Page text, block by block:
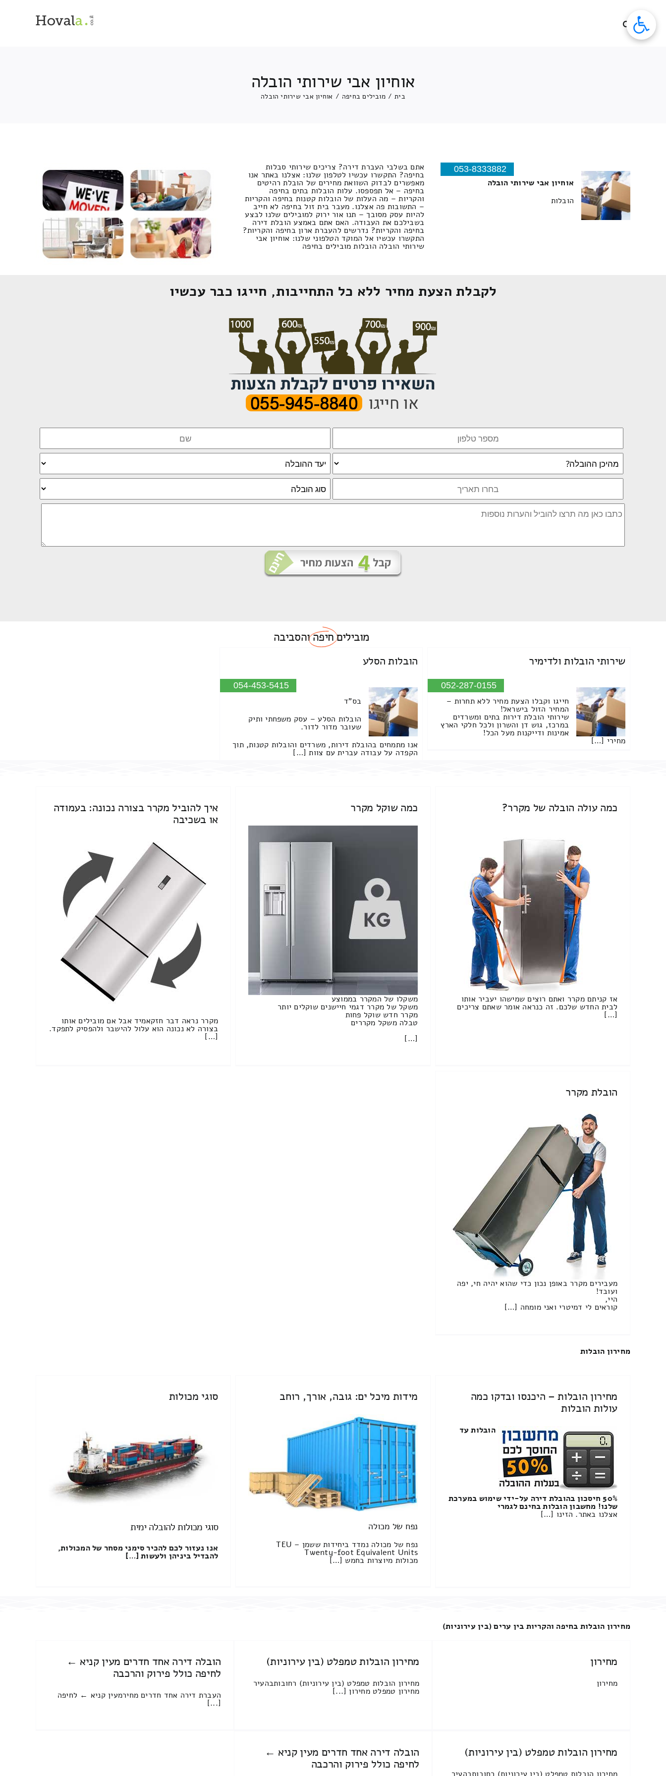
אוחיון אבי שירותי הובלה
בית / מובילים בחיפה / אוחיון אבי שירותי הובלה
053-8333882
אוחיון אבי שירותי הובלה
הובלות
אתם בשלבי העברת דירה? צריכים שירותי סבלות
בחיפה? התקשרו עכשיו לטלפון שלנו: אצלנו באתר אנו
מאפשרים לבדוק השוואת מחירים של הובלת רהיטים
בחיפה – אל תפספסו. עלות הובלות בתים בחיפה
והקריות – מה העלות של הובלות קטנות בחיפה והקריות
– התשובות פה אצלנו. מעבר בית זול בחיפה לא חייב
להיות עסק מסובך – תנו אור ירוק למובילים שלנו לבצע
בשבילכם את העבודה. האם אתם באמצע הובלת דירה
בחיפה והקריות? נדרשים להעברת ארון בחיפה והקריות?
התקשרו עכשיו אל המוקד הטלפוני שלנו: אוחיון אבי
שירותי הובלה הובלות מובילים בחיפה
לקבלת הצעת מחיר ללא כל התחייבות, חייגו כבר עכשיו
מוביליםחיפהוהסביבה
שירותי הובלות ולדימיר
052-287-0155
חייגו וקבלו הצעת מחיר ללא תחרות –
המחיר הזול בישראל!
שירותי הובלת דירות בתים ומשרדים
במרכז, גוש דן והשרון ולכל חלקי הארץ
אמינות ודייקנות מעל הכל!
מחירי […]
הובלות הסלע
054-453-5415
בס"ד
הובלות הסלע – עסק משפחתי ותיק
שעובר מדור לדור.
אנו מתמחים בהובלת דירות, משרדים והובלות קטנות, תוך
הקפדה על עבודה עברית עם צוות […]
כמה עולה הובלה של מקרר?
אז קניתם מקרר ואתם רוצים שמישהו יעביר אותו
לבית החדש שלכם. זה כנראה אומר שאתם צריכים
[…]
כמה שוקל מקרר
משקלו של המקרר בממוצע
משקל של מקרר דגמי חיישנים שוקלים יותר
מקרר חדש שוקל פחות
טבלה משקל מקררים
[…]
איך להוביל מקרר בצורה נכונה: בעמודה
או בשכיבה
מקרר נראה דבר חזקאמיד אבל אם מובילים אותו
בצורה לא נכונה הוא עלול להישבר ולהפסיק לתפקד.
[…]
הובלת מקרר
מעבירים מקרר באופן נכון כדי שהוא יהיה חי, יפה
ועובד!
היי,
קוראים לי דמיטרי ואני מומחה […]
מחירון הובלות
מחירון הובלות – היכנסו ובדקו כמה
עולות הובלות
הובלות עד
50% חיסכון בהובלת דירה על-ידי שימוש במערכת
שלנו! מחשבון הובלות בחינם לגמרי
אצלנו באתר. הזינו […]
מידות מיכל ים: גובה, אורך, רוחב
נפח של מכולה
נפח של מכולה נמדד ביחידות ששמן TEU –
Twenty-foot Equivalent Units
מכולות מיוצרות בחמש […]
סוגי מכולות
סוגי מכולות להובלה ימית
אנו נעזור לכם להכיר סימני מסחר של המכולות,
להבדיל ביניהן ולעשות […]
מחירון הובלות בחיפה והקריות בין ערים (בין עירוניות)
מחירון
מחירון
מחירון הובלות טמפלט (בין עירוניות)
מחירון הובלות טמפלט (בין עירוניות) רחובותבהעיר
מחירון טמפלט מחירון [...]
הובלה דירה אחד חדרים מעין קניא ←
לחיפה כולל פירוק והרכבה
העברת דירה אחד חדרים מחירמעין קניא ← לחיפה
[...]
מחירון הובלות טמפלט (בין עירוניות)
הובלה דירה אחד חדרים מעין קניא ←
לחיפה כולל פירוק והרכבה